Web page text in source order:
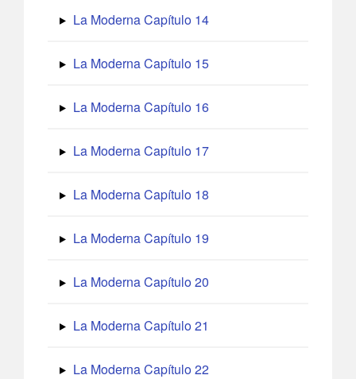
La Moderna Capítulo 14
La Moderna Capítulo 15
La Moderna Capítulo 16
La Moderna Capítulo 17
La Moderna Capítulo 18
La Moderna Capítulo 19
La Moderna Capítulo 20
La Moderna Capítulo 21
La Moderna Capítulo 22